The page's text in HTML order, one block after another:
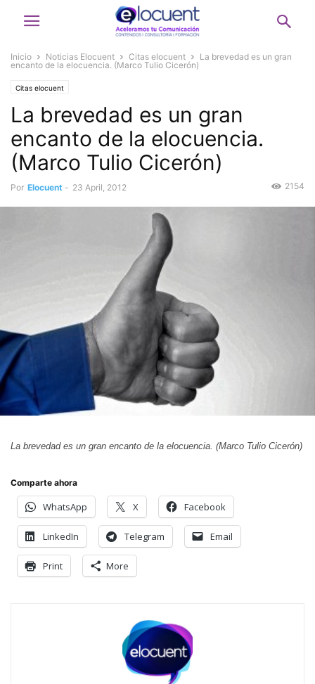
Inicio Noticias Elocuent Citas elocuent
La brevedad es un gran
encanto de la elocuencia. (Marco Tulio Cicerón)
Citas elocuent
La brevedad es un gran
encanto de la elocuencia.
(Marco Tulio Cicerón)
Por Elocuent - 23 April, 2012 2154
La brevedad es un gran encanto de la elocuencia. (Marco Tulio Cicerón)
Comparte ahora
WhatsApp X Facebook
LinkedIn Telegram Email
Print More